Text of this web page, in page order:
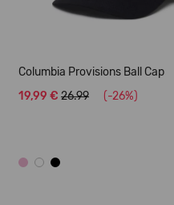
Columbia Provisions Ball Cap
19,99 € 26.99 (-26%)